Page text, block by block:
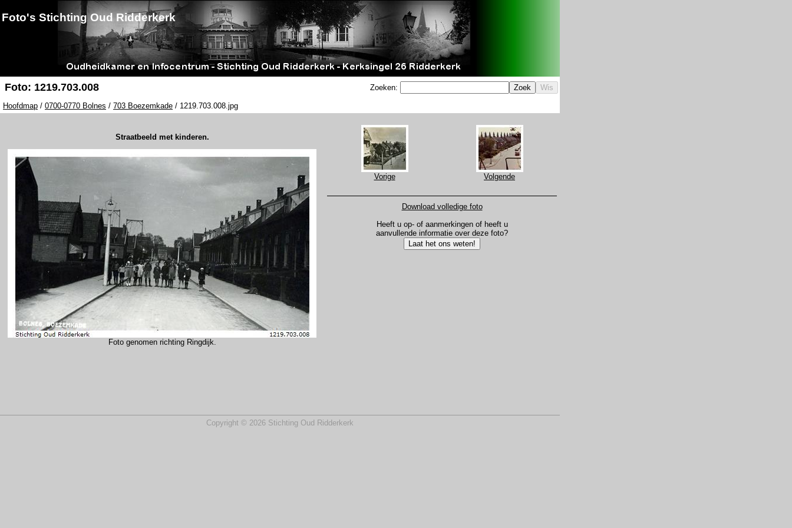
Foto's Stichting Oud Ridderkerk
Foto: 1219.703.008 Zoeken:
Hoofdmap / 0700-0770 Bolnes / 703 Boezemkade / 1219.703.008.jpg
Straatbeeld met kinderen.
Foto genomen richting Ringdijk.
Vorige Volgende
Download volledige foto
Heeft u op- of aanmerkingen of heeft u
aanvullende informatie over deze foto?
Copyright © 2026 Stichting Oud Ridderkerk